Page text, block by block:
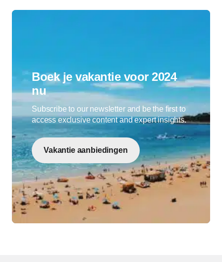
Boek je vakantie voor 2024
nu
Subscribe to our newsletter and be the first to
access exclusive content and expert insights.
Vakantie aanbiedingen